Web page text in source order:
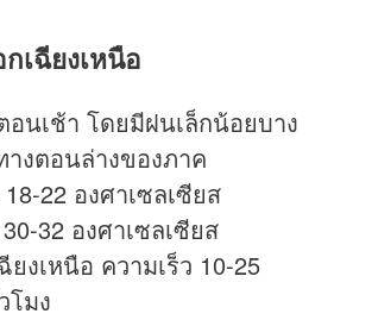
เฉียงเหนือ
อนเช้า โดยมีฝนเล็กน้อยบาง
งตอนล่างของภาค
22 องศาเซลเซียส
32 องศาเซลเซียส
งเหนือ ความเร็ว 10-25
โมง